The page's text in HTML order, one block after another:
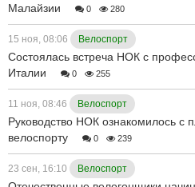
Малайзии
0 280
15 ноя, 08:06 Велоспорт
Состоялась встреча НОК с
Италии
0 255
11 ноя, 08:46 Велоспорт
Руководство НОК ознакомилось с
велоспорту
0 239
23 сен, 16:10 Велоспорт